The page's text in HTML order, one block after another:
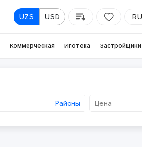
UZS USD RU
Коммерческая Ипотека Застройщики
Районы Цена